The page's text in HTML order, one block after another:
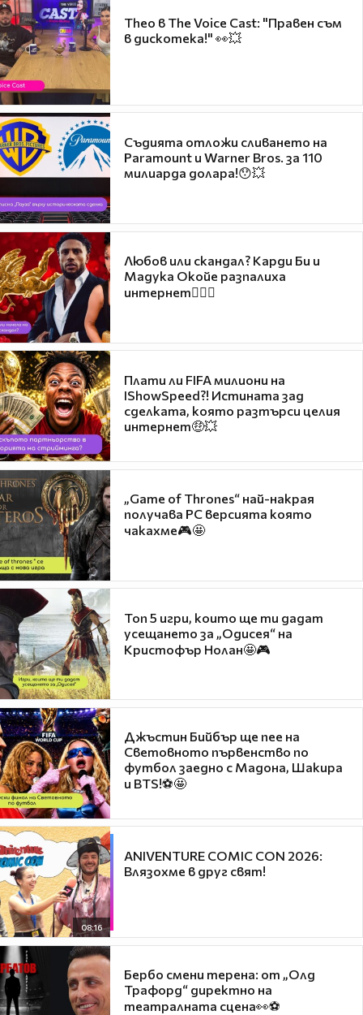
Theo в The Voice Cast: "Правен съм
в дискотека!" 👀💥
Съдията отложи сливането на
Paramount и Warner Bros. за 110
милиарда долара!😯💥
Любов или скандал? Карди Би и
Мадука Окойе разпалиха
интернет❤️‍🔥🔥
Плати ли FIFA милиони на
IShowSpeed?! Истината зад
сделката, която разтърси целия
интернет🤑💥
„Game of Thrones“ най-накрая
получава PC версията която
чакахме🎮🤩
Топ 5 игри, които ще ти дадат
усещането за „Одисея“ на
Кристофър Нолан🤩🎮
Джъстин Бийбър ще пее на
Световното първенство по
футбол заедно с Мадона, Шакира
и BTS!⚽🤩
08:16
ANIVENTURE COMIC CON 2026:
Влязохме в друг свят!
Бербо смени терена: от „Олд
Трафорд“ директно на
театралната сцена👀⚽